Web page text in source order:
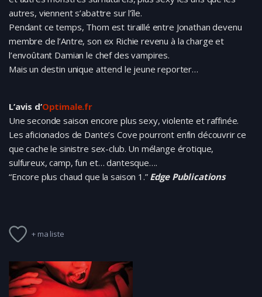
+ ma liste
autres, viennent s’abattre sur l’île.
Pendant ce temps, Thom est tiraillé entre Jonathan devenu
membre de l’Antre, son ex Richie revenu à la charge et
l’envoûtant Damian le chef des vampires.
Mais un destin unique attend le jeune reporter…
L’avis d’Optimale.fr
Une seconde saison encore plus sexy, violente et raffinée.
Les aficionados de Dante’s Cove pourront enfin découvrir ce
que cache le sinistre sex-club. Un mélange érotique,
sulfureux, camp, fun et… dantesque….
“Encore plus chaud que la saison 1.” Edge Publications